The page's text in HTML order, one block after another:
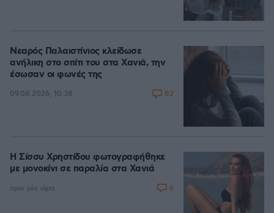
Νεαρός Παλαιστίνιος κλείδωσε
ανήλικη στο σπίτι του στα Χανιά, την
έσωσαν οι φωνές της
09.08.2026, 10:38 82
Η Σίσσυ Χρηστίδου φωτογραφήθηκε
με μονοκίνι σε παραλία στα Χανιά
πριν μία ώρα 6